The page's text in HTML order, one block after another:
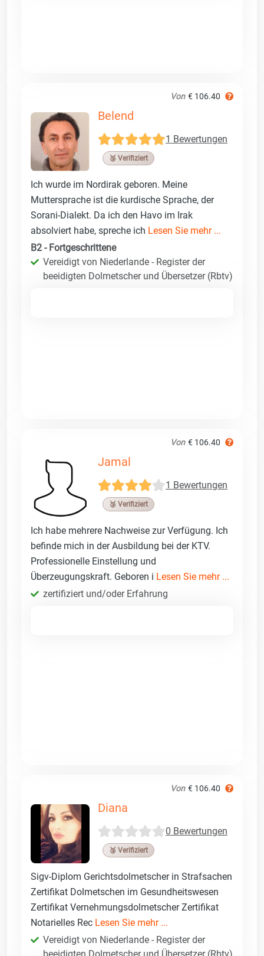
Von € 106.40
Belend
1 Bewertungen
🥉 Verifiziert
Ich wurde im Nordirak geboren. Meine
Muttersprache ist die kurdische Sprache, der
Sorani-Dialekt. Da ich den Havo im Irak
absolviert habe, spreche ich Lesen Sie mehr ...
B2 - Fortgeschrittene
Vereidigt von Niederlande - Register der
beeidigten Dolmetscher und Übersetzer (Rbtv)
Von € 106.40
Jamal
1 Bewertungen
🥉 Verifiziert
Ich habe mehrere Nachweise zur Verfügung. Ich
befinde mich in der Ausbildung bei der KTV.
Professionelle Einstellung und
Überzeugungskraft. Geboren i Lesen Sie mehr ...
zertifiziert und/oder Erfahrung
Von € 106.40
Diana
0 Bewertungen
🥉 Verifiziert
Sigv-Diplom Gerichtsdolmetscher in Strafsachen
Zertifikat Dolmetschen im Gesundheitswesen
Zertifikat Vernehmungsdolmetscher Zertifikat
Notarielles Rec Lesen Sie mehr ...
Vereidigt von Niederlande - Register der